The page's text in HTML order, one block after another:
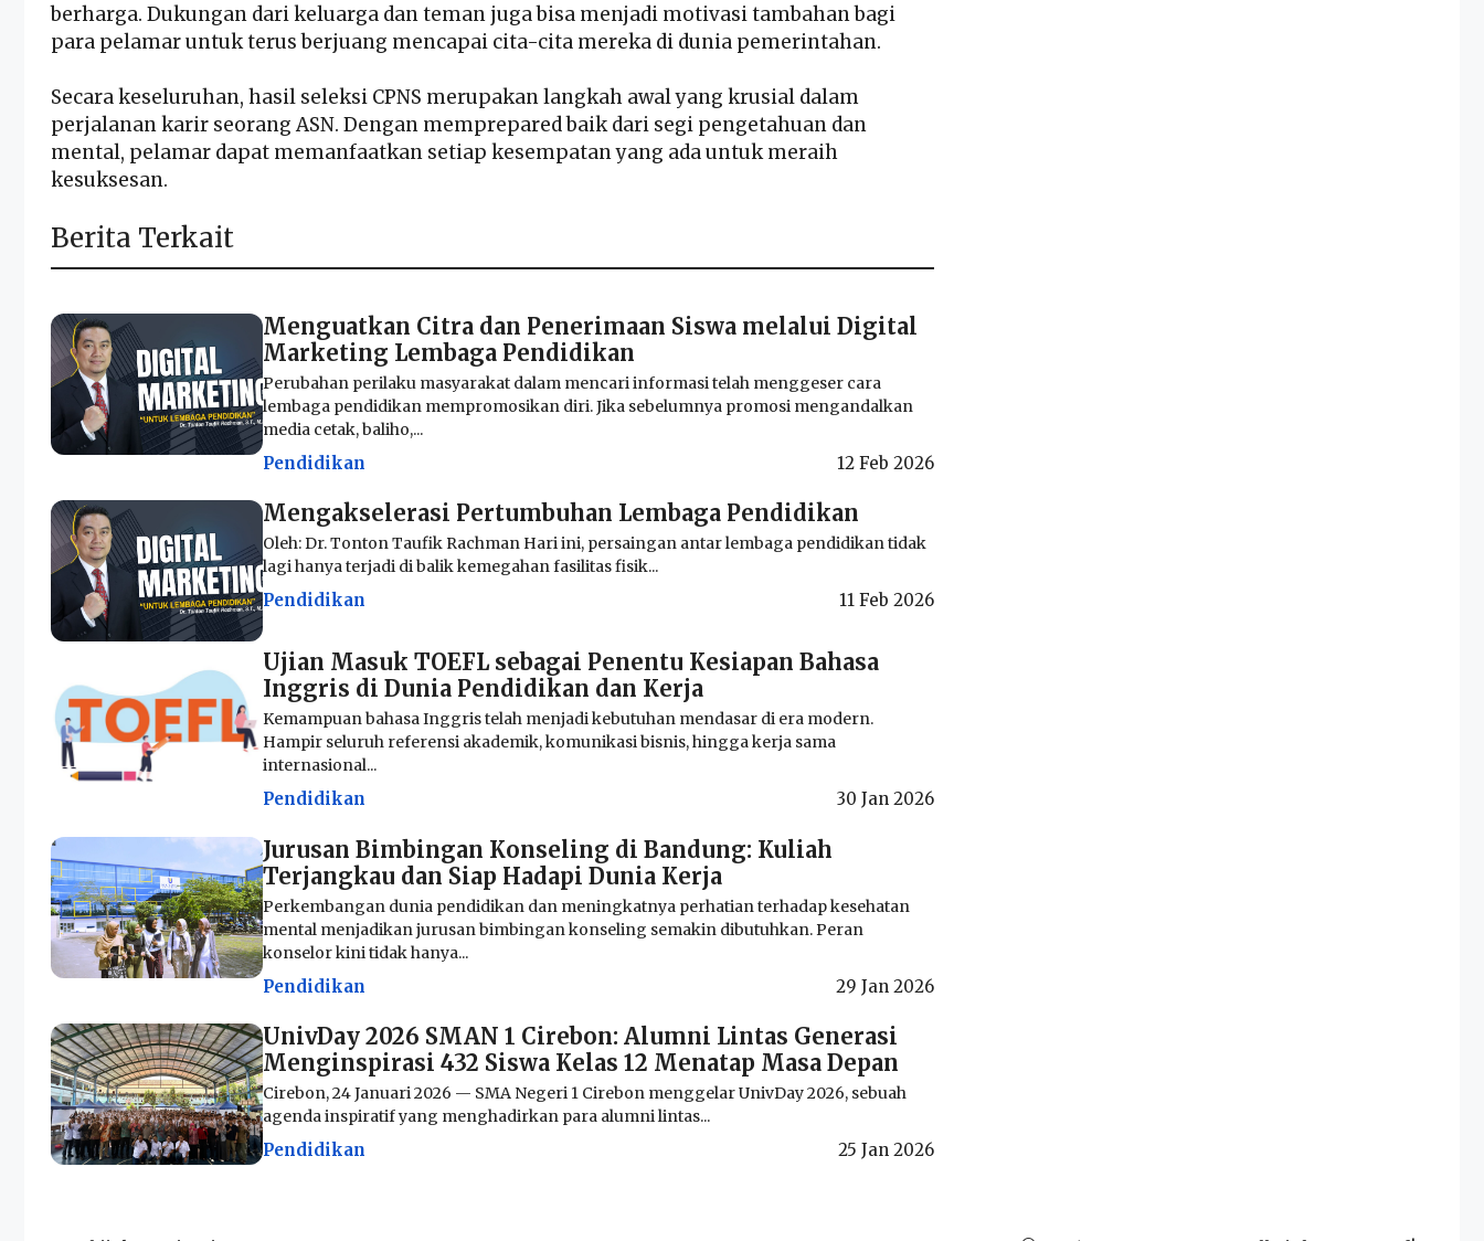
berharga. Dukungan dari keluarga dan teman juga bisa menjadi motivasi tambahan bagi
para pelamar untuk terus berjuang mencapai cita-cita mereka di dunia pemerintahan.
Secara keseluruhan, hasil seleksi CPNS merupakan langkah awal yang krusial dalam
perjalanan karir seorang ASN. Dengan memprepared baik dari segi pengetahuan dan
mental, pelamar dapat memanfaatkan setiap kesempatan yang ada untuk meraih
kesuksesan.
Berita Terkait
Menguatkan Citra dan Penerimaan Siswa melalui Digital
Marketing Lembaga Pendidikan
Perubahan perilaku masyarakat dalam mencari informasi telah menggeser cara
lembaga pendidikan mempromosikan diri. Jika sebelumnya promosi mengandalkan
media cetak, baliho,...
Pendidikan 12 Feb 2026
Mengakselerasi Pertumbuhan Lembaga Pendidikan
Oleh: Dr. Tonton Taufik Rachman Hari ini, persaingan antar lembaga pendidikan tidak
lagi hanya terjadi di balik kemegahan fasilitas fisik...
Pendidikan 11 Feb 2026
Ujian Masuk TOEFL sebagai Penentu Kesiapan Bahasa
Inggris di Dunia Pendidikan dan Kerja
Kemampuan bahasa Inggris telah menjadi kebutuhan mendasar di era modern.
Hampir seluruh referensi akademik, komunikasi bisnis, hingga kerja sama
internasional...
Pendidikan 30 Jan 2026
Jurusan Bimbingan Konseling di Bandung: Kuliah
Terjangkau dan Siap Hadapi Dunia Kerja
Perkembangan dunia pendidikan dan meningkatnya perhatian terhadap kesehatan
mental menjadikan jurusan bimbingan konseling semakin dibutuhkan. Peran
konselor kini tidak hanya...
Pendidikan 29 Jan 2026
UnivDay 2026 SMAN 1 Cirebon: Alumni Lintas Generasi
Menginspirasi 432 Siswa Kelas 12 Menatap Masa Depan
Cirebon, 24 Januari 2026 — SMA Negeri 1 Cirebon menggelar UnivDay 2026, sebuah
agenda inspiratif yang menghadirkan para alumni lintas...
Pendidikan 25 Jan 2026